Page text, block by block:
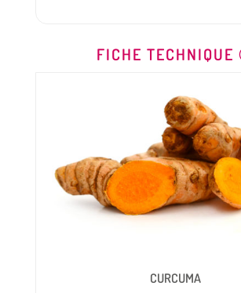
FICHE TECHNIQUE
CURCUMA